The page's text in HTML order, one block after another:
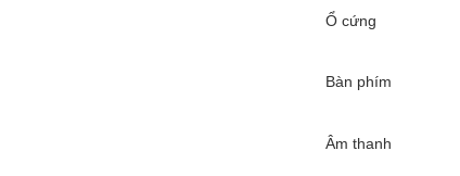
Ổ cứng
Bàn phím
Âm thanh